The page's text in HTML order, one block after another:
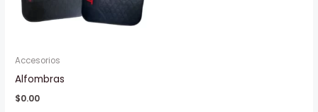
Accesorios
Alfombras
$0.00